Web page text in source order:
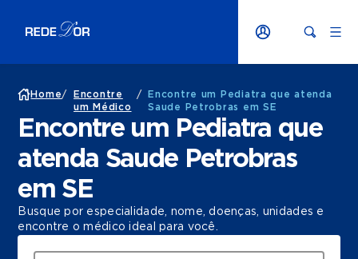
Home/
Encontre
um Médico
/
Encontre um Pediatra que atenda
Saude Petrobras em SE
Encontre um Pediatra que
atenda Saude Petrobras
em SE
Busque por especialidade, nome, doenças, unidades e
encontre o médico ideal para você.